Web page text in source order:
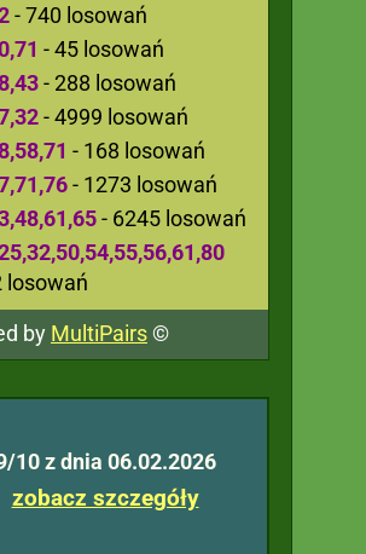
- 740 losowań
- 45 losowań
- 288 losowań
- 4999 losowań
- 168 losowań
- 1273 losowań
- 6245 losowań
losowań
by MultiPairs©
10 z dnia 06.02.2026
zobacz szczegóły